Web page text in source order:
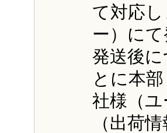
て対応
ー）に
発送後
とに本
社様（
（出荷